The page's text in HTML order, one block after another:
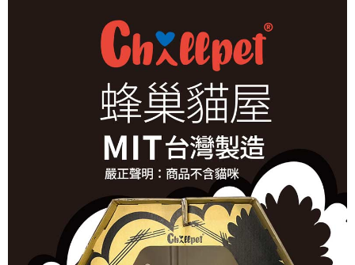
流程，驗證手機門號後，選擇欲分期的期數、繳款截止日，確認付款後即完
3.實際核准額度、可分期數及費用金額請依後續交易確認頁面所載為準。
4.訂單成立30分鐘內，如未前往確認交易或遇審核未通過，訂單將自動取
1.分期款項不併入電信帳單，「大哥付你分期」於每月結算日後寄送繳費提
2.透過簡訊連結打開帳單後，可選擇「超商條碼／台灣大直營門市／銀行轉
帳／街口支付／iPASS MONEY」等通路繳費。
1.本服務係由「台灣大哥大股份有限公司」（以下簡稱本公司）所提供，讓
用戶於交易時，得透過本服務購買商品或服務，並由商店將買賣／分期付款
買賣價金債權讓與本公司後，依約使用本公司帳單繳交帳款。
2.基於同意付款使用「大哥付你分期」之契約關係目的，商店將以您的個人
資料（包含姓名、電話或地址）提供予台灣大哥大進項蒐集、處理及利用，
【關於「AFTEE先享後付」】
AFTEE先享後付是「在收到商品之後才付款」的支付方式。 讓您購物簡單
１．簡單：不需註冊會員、不需綁卡、不需儲值。
２．便利：只要手機號碼，簡訊認證，即可結帳。
３．安心：先確認商品／服務後，再付款。
【「AFTEE先享後付」結帳流程】
１．於結帳方式選擇「AFTEE先享後付」後，將跳轉至「AFTEE先享後付」
結帳頁面，進行簡訊認證並確認金額後，即可完成結帳。
２．訂單成立數日內，您將收到繳費通知簡訊。
３．收到繳費通知簡訊後14天內，點擊此簡訊中的連結，可透過四大超商／
ATM／網路銀行／等多元方式進行付款，方視為交易完成。
※ 請注意：結帳手續完成當下不需立刻繳費，但若您需要取消訂單，請聯絡
購買商品的店家。未經商家同意取消之訂單仍視為有效，需透過AFTEE先享
後付繳納相關費用。
※ 交易是否成功請以「AFTEE先享後付 」之結帳頁面顯示為準，若有關於
每筆NT$95，滿NT$1,000(含以上)免運費
每筆NT$95，滿NT$1,000(含以上)免運費